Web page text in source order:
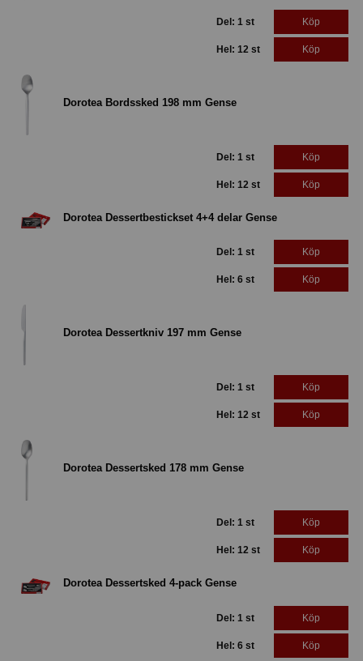
Del: 1 st Köp
Hel: 12 st Köp
Dorotea Bordssked 198 mm Gense
Del: 1 st Köp
Hel: 12 st Köp
Dorotea Dessertbestickset 4+4 delar Gense
Del: 1 st Köp
Hel: 6 st Köp
Dorotea Dessertkniv 197 mm Gense
Del: 1 st Köp
Hel: 12 st Köp
Dorotea Dessertsked 178 mm Gense
Del: 1 st Köp
Hel: 12 st Köp
Dorotea Dessertsked 4-pack Gense
Del: 1 st Köp
Hel: 6 st Köp